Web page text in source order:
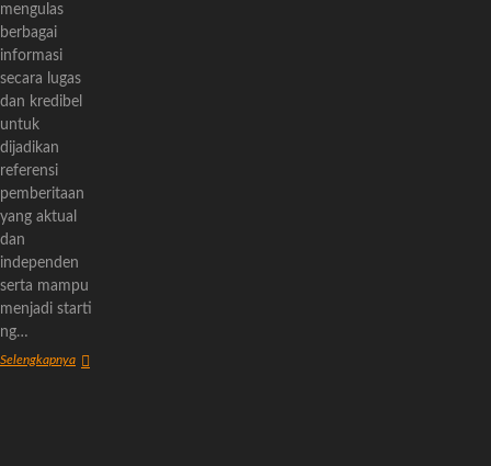
mengulas
berbagai
informasi
secara lugas
dan kredibel
untuk
dijadikan
referensi
pemberitaan
yang aktual
dan
independen
serta mampu
menjadi starti
ng…
SelengkapnyaTentang